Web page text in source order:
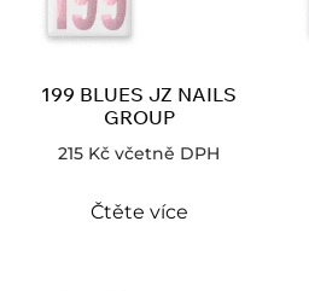
199 BLUES JZ NAILS
GROUP
215 Kč včetně DPH
Čtěte více